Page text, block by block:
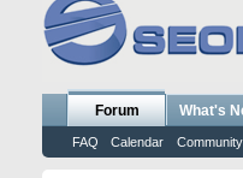
Forum
FAQ Calendar Community
What's